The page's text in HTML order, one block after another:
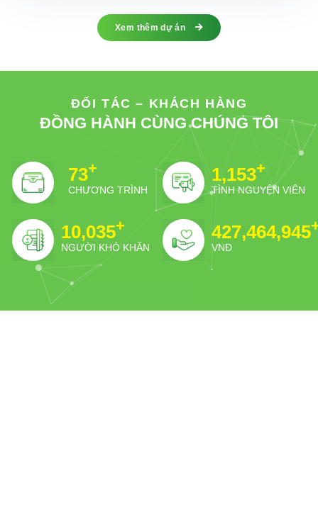
Xem thêm dự án
ĐỐI TÁC – KHÁCH HÀNG
ĐỒNG HÀNH CÙNG CHÚNG TÔI
74+
CHƯƠNG TRÌNH
1,205+
TÌNH NGUYỆN VIÊN
10,087+
NGƯỜI KHÓ KHĂN
427,464,997
VNĐ